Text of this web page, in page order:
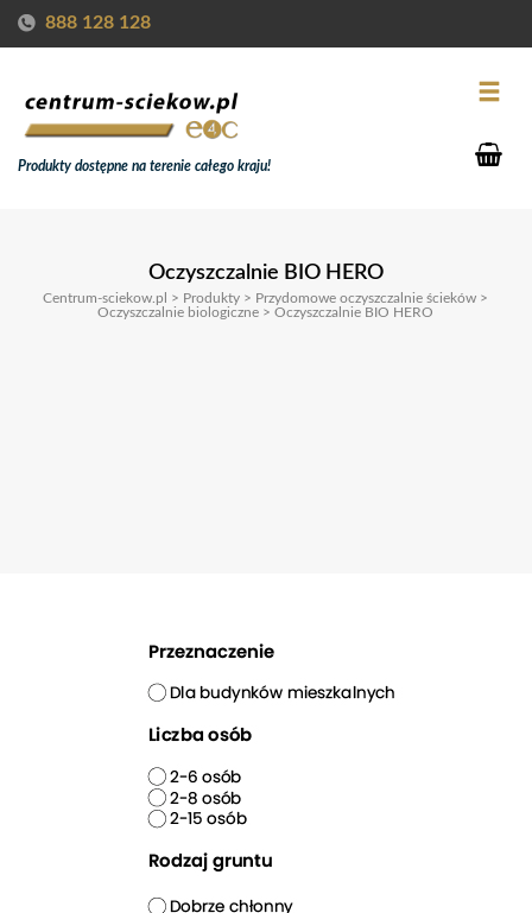
888 128 128
Produkty dostępne na terenie całego kraju!
Oczyszczalnie BIO HERO
Centrum-sciekow.pl > Produkty > Przydomowe oczyszczalnie ścieków >
Oczyszczalnie biologiczne >Oczyszczalnie BIO HERO